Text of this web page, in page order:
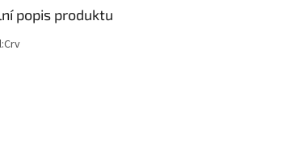
popis produktu